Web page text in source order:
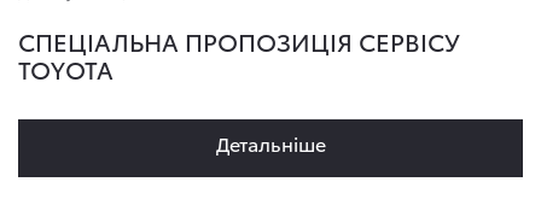
СПЕЦІАЛЬНА ПРОПОЗИЦІЯ СЕРВІСУ
TOYOTA
Детальнiше